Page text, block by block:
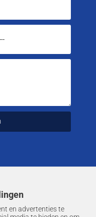
en advertenties te